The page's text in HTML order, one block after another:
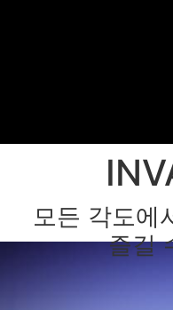
모든 각도에
즐길